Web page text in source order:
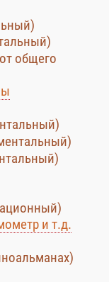
общего
и т.д.